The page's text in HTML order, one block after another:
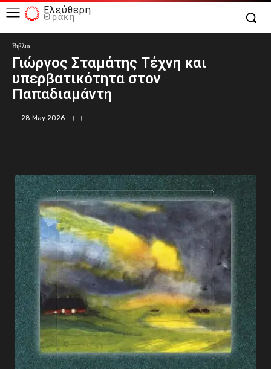
Ελεύθερη
Θράκη
Βιβλια
Γιώργος Σταμάτης Τέχνη και
υπερβατικότητα στον
Παπαδιαμάντη
28 May 2026